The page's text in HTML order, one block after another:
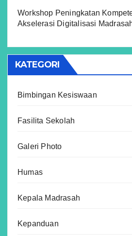
Workshop Peningkatan
Akselerasi Digitalisasi
KATEGORI
Bimbingan Kesiswaan
Fasilita Sekolah
Galeri Photo
Humas
Kepala Madrasah
Kepanduan